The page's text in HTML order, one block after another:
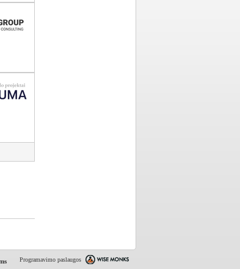
Programavimo paslaugos